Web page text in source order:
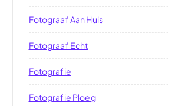
Fotograaf Aan Huis
Fotograaf Echt
Fotografie
Fotografie Ploeg